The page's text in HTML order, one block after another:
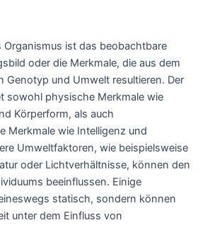
Organismus ist das beobachtbare
oder die Merkmale, die aus dem
Genotyp und Umwelt resultieren. Der
sowohl physische Merkmale wie
Körperform, als auch
Merkmale wie Intelligenz und
Umweltfaktoren, wie beispielsweise
oder Lichtverhältnisse, können den
beeinflussen. Einige
statisch, sondern können
unter dem Einfluss von